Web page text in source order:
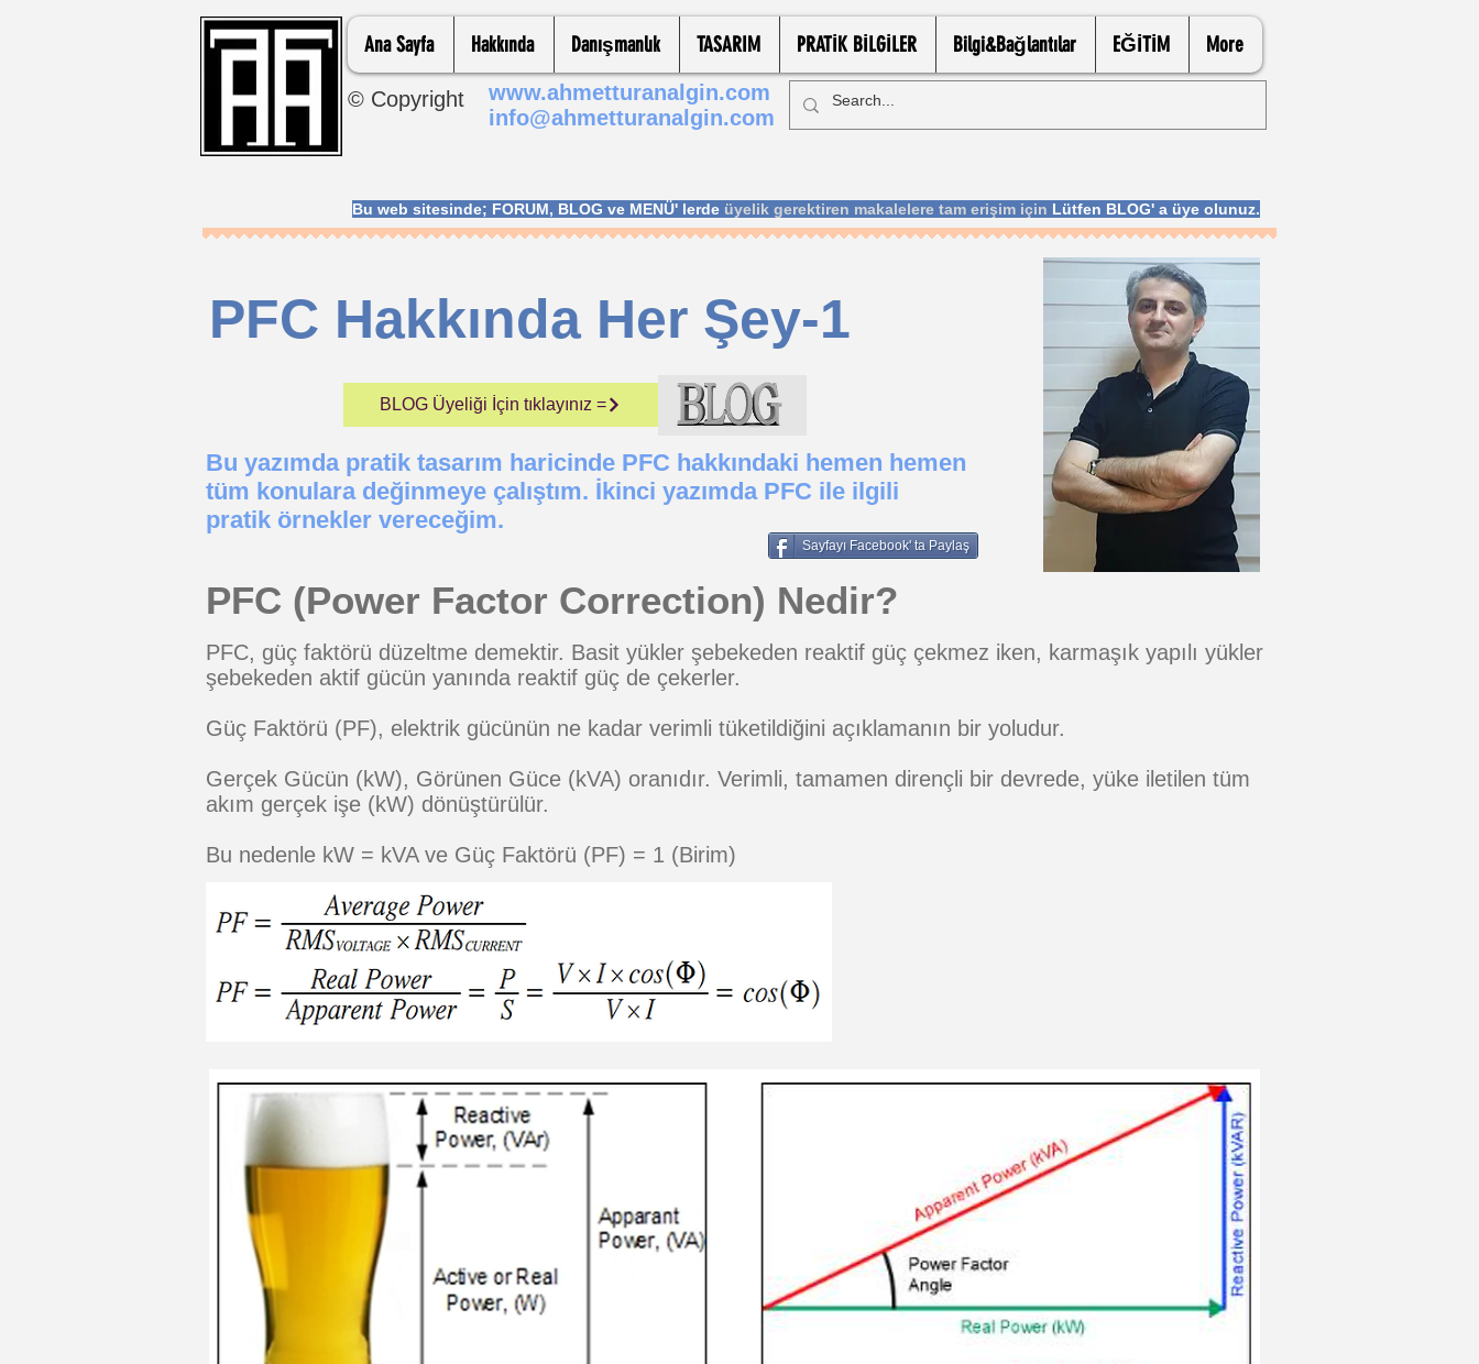
Ana Sayfa Hakkında Danışmanlık TASARIM PRATİK BİLGİLER Bilgi&Bağlantılar EĞİTİM More
© Copyright
www.ahmetturanalgin.com
info@ahmetturanalgin.com
Bu web sitesinde; FORUM, BLOG ve MENÜ' lerde üyelik gerektiren makalelere tam erişim için Lütfen BLOG' a üye olunuz.
PFC Hakkında Her Şey-1
BLOG Üyeliği İçin tıklayınız =
Sayfayı Facebook' ta Paylaş
Bu yazımda pratik tasarım haricinde PFC hakkındaki hemen hemen
tüm konulara değinmeye çalıştım. İkinci yazımda PFC ile ilgili
pratik örnekler vereceğim.
PFC (Power Factor Correction) Nedir?
PFC, güç faktörü düzeltme demektir. Basit yükler şebekeden reaktif güç çekmez iken, karmaşık yapılı yükler
şebekeden aktif gücün yanında reaktif güç de çekerler.
Güç Faktörü (PF), elektrik gücünün ne kadar verimli tüketildiğini açıklamanın bir yoludur.
Gerçek Gücün (kW), Görünen Güce (kVA) oranıdır. Verimli, tamamen dirençli bir devrede, yüke iletilen tüm
akım gerçek işe (kW) dönüştürülür.
Bu nedenle kW = kVA ve Güç Faktörü (PF) = 1 (Birim)